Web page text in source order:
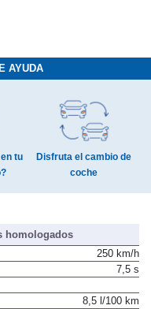
AYUDA
tu
Disfruta el cambio de
coche
homologados
250 km/h
7,5 s
8,5 l/100 km